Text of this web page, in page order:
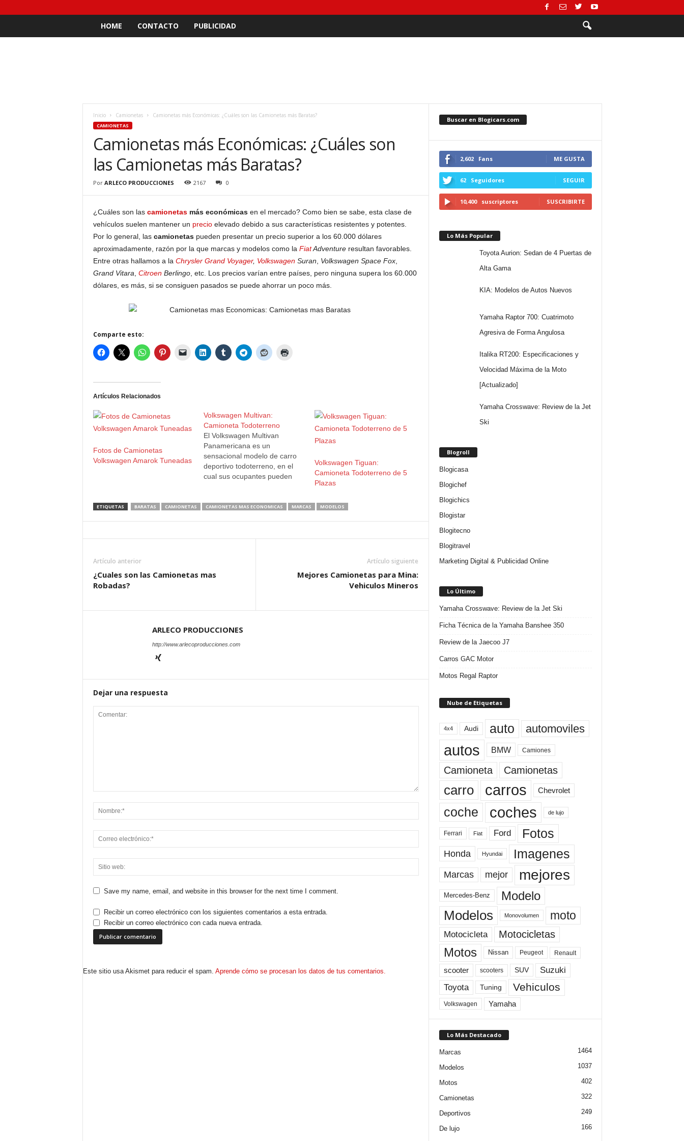
HOME CONTACTO PUBLICIDAD
Inicio Camionetas Camionetas más Económicas: ¿Cuáles son las Camionetas más Baratas?
CAMIONETAS
Camionetas más Económicas: ¿Cuáles son
las Camionetas más Baratas?
Por ARLECO PRODUCCIONES 2167 0
¿Cuáles son las camionetasmás económicasen el mercado? Como bien se sabe, esta clase de
vehículos suelen mantener un precioelevado debido a sus características resistentes y potentes.
Por lo general, las camionetaspueden presentar un precio superior a los 60.000 dólares
aproximadamente, razón por la que marcas y modelos como la FiatAdventureresultan favorables.
Entre otras hallamos a la Chrysler Grand Voyager, VolkswagenSuran Volkswagen Space Fox,
Grand Vitara CitroenBerlingo, etc. Los precios varían entre países, pero ninguna supera los 60.000
dólares, es más, si se consiguen pasados se puede ahorrar un poco más.
Comparte esto:
Artículos Relacionados
Fotos de Camionetas
Volkswagen Amarok Tuneadas
Volkswagen Multivan:
Camioneta Todoterreno
El Volkswagen Multivan
Panamericana es un
sensacional modelo de carro
deportivo todoterreno, en el
cual sus ocupantes pueden
de carga suficiente. El
motion mediante embrague
Volkswagen Tiguan:
Camioneta Todoterreno de 5
Plazas
ETIQUETAS BARATAS CAMIONETAS CAMIONETAS MAS ECONOMICAS MARCAS MODELOS
Artículo anterior
¿Cuales son las Camionetas mas
Robadas?
Artículo siguiente
Mejores Camionetas para Mina:
Vehiculos Mineros
ARLECO PRODUCCIONES
http://www.arlecoproducciones.com
Dejar una respuesta
Save my name, email, and website in this browser for the next time I comment.
Recibir un correo electrónico con los siguientes comentarios a esta entrada.
Recibir un correo electrónico con cada nueva entrada.
Este sitio usa Akismet para reducir el spam. Aprende cómo se procesan los datos de tus comentarios.
Buscar en Blogicars.com
2,602 Fans ME GUSTA
62 Seguidores SEGUIR
10,400 suscriptores SUSCRIBIRTE
Lo Más Popular
Toyota Aurion: Sedan de 4 Puertas de
Alta Gama
KIA: Modelos de Autos Nuevos
Yamaha Raptor 700: Cuatrimoto
Agresiva de Forma Angulosa
Italika RT200: Especificaciones y
Velocidad Máxima de la Moto
[Actualizado]
Yamaha Crosswave: Review de la Jet
Ski
Blogroll
Blogicasa
Blogichef
Blogichics
Blogistar
Blogitecno
Blogitravel
Marketing Digital & Publicidad Online
Lo Último
Yamaha Crosswave: Review de la Jet Ski
Ficha Técnica de la Yamaha Banshee 350
Review de la Jaecoo J7
Carros GAC Motor
Motos Regal Raptor
Nube de Etiquetas
4x4 Audi auto automoviles
autos BMW Camiones
Camioneta Camionetas
carro carros Chevrolet
coche coches de lujo
Ferrari Fiat Ford Fotos
Honda Hyundai Imagenes
Marcas mejor mejores
Mercedes-Benz Modelo
Modelos Monovolumen moto
Motocicleta Motocicletas
Motos Nissan Peugeot Renault
scooter scooters SUV Suzuki
Toyota Tuning Vehiculos
Volkswagen Yamaha
Lo Más Destacado
Marcas 1464
Modelos 1037
Motos 402
Camionetas 322
Deportivos 249
De lujo 166